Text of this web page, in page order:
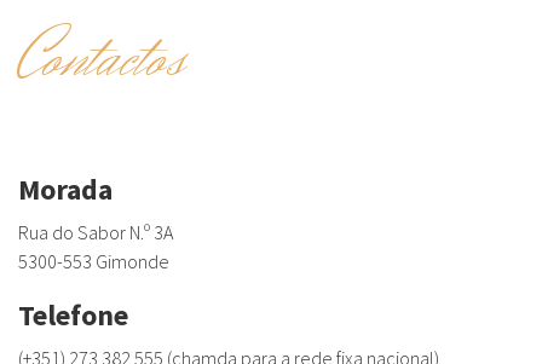
Contactos
Morada
Rua do Sabor N.º 3A
5300-553 Gimonde
Telefone
(+351) 273 382 555 (chamda para a rede fixa nacional)